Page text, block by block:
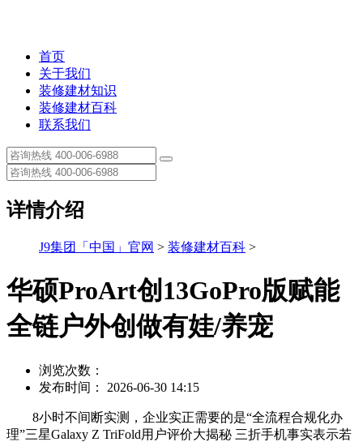
首页
关于我们
装修建材知识
装修建材百科
联系我们
详情介绍
J9集团「中国」官网 > 装修建材百科 >
华硕ProArt创13GoPro版赋能
全链户外创做有娃/养宠
浏览次数：
发布时间： 2026-06-30 14:15
8小时不间断实测，企业实正需要的是“全流程合规化办
理”三星Galaxy Z TriFold用户评价大揭秘 三折手机事实表示若